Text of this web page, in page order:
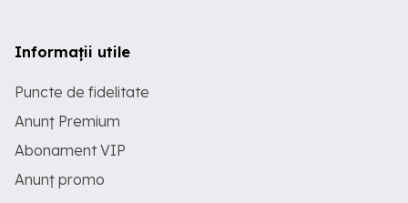
Informații utile
Puncte de fidelitate
Anunț Premium
Abonament VIP
Anunț promo